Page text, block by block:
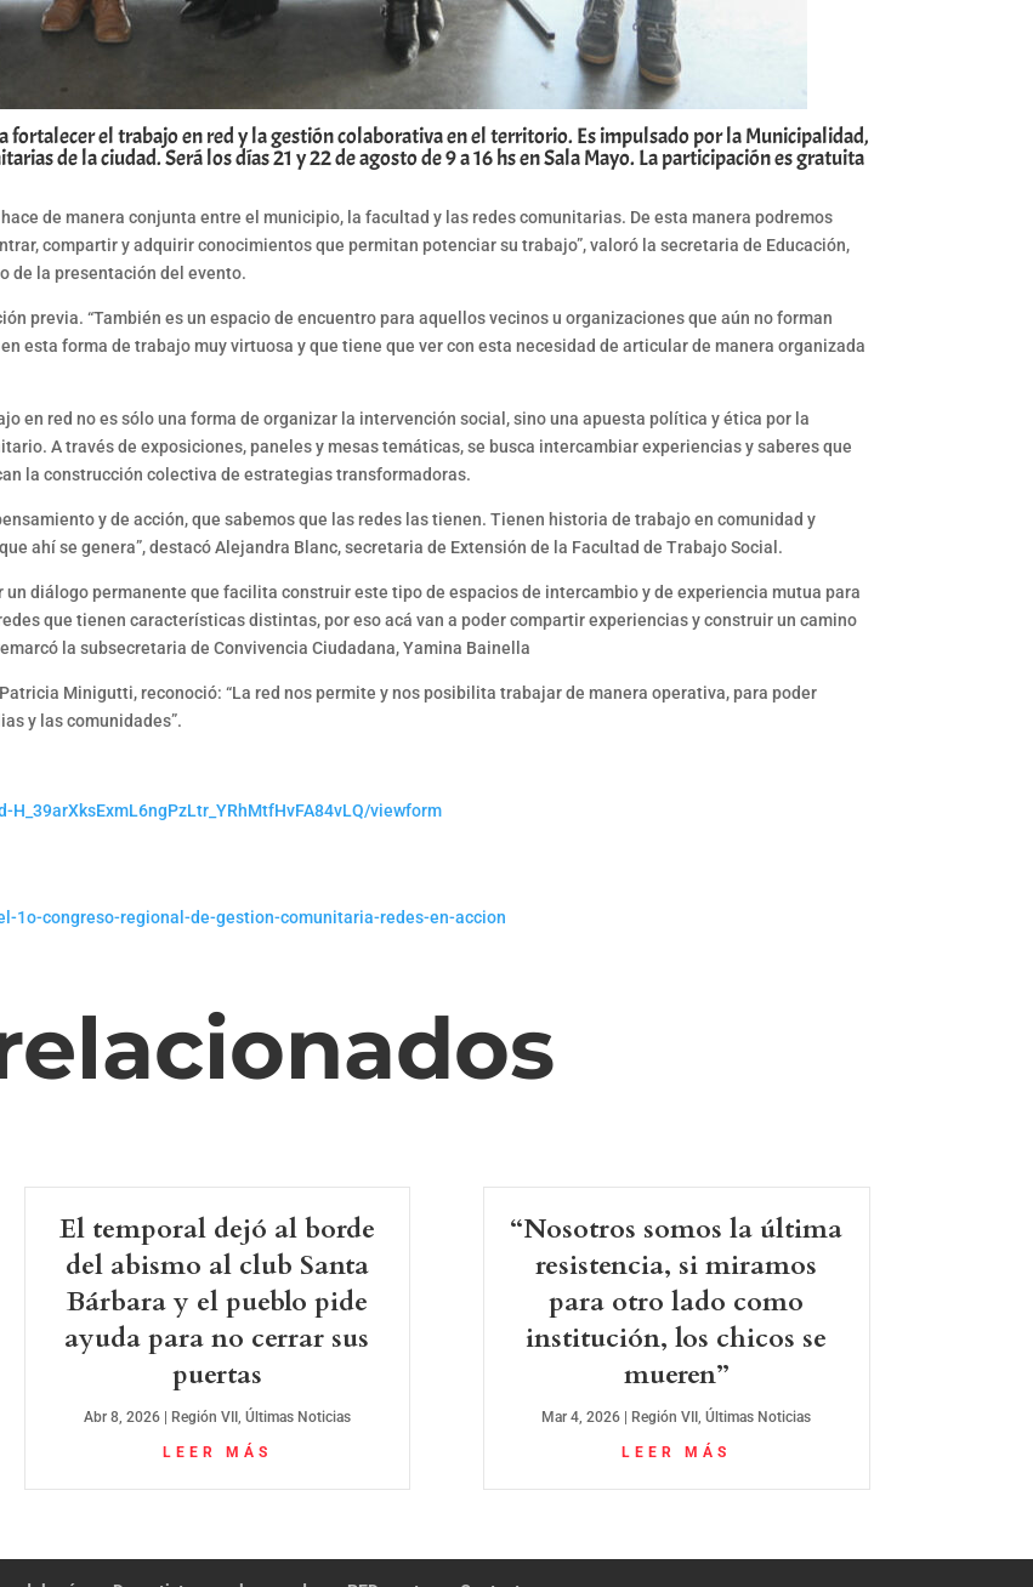
fortalecer el trabajo en red y la gestión colaborativa en el territorio. Es impulsado por la Municipalidad,
de la ciudad. Será los días 21 y 22 de agosto de 9 a 16 hs en Sala Mayo. La participación es gratuita
de manera conjunta entre el municipio, la facultad y las redes comunitarias. De esta manera podremos
compartir y adquirir conocimientos que permitan potenciar su trabajo”, valoró la secretaria de Educación,
de la presentación del evento.
previa. “También es un espacio de encuentro para aquellos vecinos u organizaciones que aún no forman
esta forma de trabajo muy virtuosa y que tiene que ver con esta necesidad de articular de manera organizada
en red no es sólo una forma de organizar la intervención social, sino una apuesta política y ética por la
A través de exposiciones, paneles y mesas temáticas, se busca intercambiar experiencias y saberes que
la construcción colectiva de estrategias transformadoras.
y de acción, que sabemos que las redes las tienen. Tienen historia de trabajo en comunidad y
ahí se genera”, destacó Alejandra Blanc, secretaria de Extensión de la Facultad de Trabajo Social.
un diálogo permanente que facilita construir este tipo de espacios de intercambio y de experiencia mutua para
que tienen características distintas, por eso acá van a poder compartir experiencias y construir un camino
la subsecretaria de Convivencia Ciudadana, Yamina Bainella
Minigutti, reconoció: “La red nos permite y nos posibilita trabajar de manera operativa, para poder
y las comunidades”.
viewform
1o-congreso-regional-de-gestion-comunitaria-redes-en-accion
El temporal dejó al borde
del abismo al club Santa
Bárbara y el pueblo pide
ayuda para no cerrar sus
puertas
Abr 8, 2026| Región VII , Últimas Noticias
LEER MÁS
“Nosotros somos la última
resistencia, si miramos
para otro lado como
institución, los chicos se
mueren”
Mar 4, 2026 Región VII,Últimas Noticias
LEER MÁS